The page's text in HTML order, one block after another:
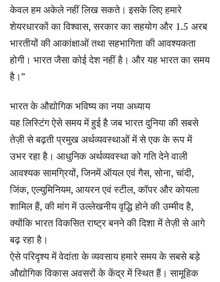
केवल हम अकेले नहीं लिख सकते। इसके लिए हमारे
शेयरधारकों का विश्वास, सरकार का सहयोग और 1.5 अरब
भारतीयों की आकांक्षाओं तथा सहभागिता की आवश्यकता
होगी। भारत जैसा कोई देश नहीं है। और यह भारत का समय
है।”
भारत के औद्योगिक भविष्य का नया अध्याय
यह लिस्टिंग ऐसे समय में हुई है जब भारत दुनिया की सबसे
तेज़ी से बढ़ती प्रमुख अर्थव्यवस्थाओं में से एक के रूप में
उभर रहा है। आधुनिक अर्थव्यवस्था को गति देने वाली
आवश्यक सामग्रियों, जिनमें ऑयल एवं गैस, सोना, चांदी,
जिंक, एल्युमिनियम, आयरन एवं स्टील, कॉपर और कोयला
शामिल हैं, की मांग में उल्लेखनीय वृद्धि होने की उम्मीद है,
क्योंकि भारत विकसित राष्ट्र बनने की दिशा में तेज़ी से आगे
बढ़ रहा है।
ऐसे परिदृश्य में वेदांता के व्यवसाय हमारे समय के सबसे बड़े
औद्योगिक विकास अवसरों के केंद्र में स्थित हैं। सामूहिक